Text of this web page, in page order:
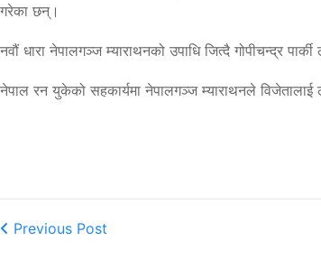
गरेका छन्।
नवौं धारा नेपालगञ्ज म्याराथनको‌ उपाधि जित्दै गोपीचन्द्र
नेपाल रन युकेको सहकार्यमा नेपालगञ्ज म्याराथनले विजेतालाई
Previous Post